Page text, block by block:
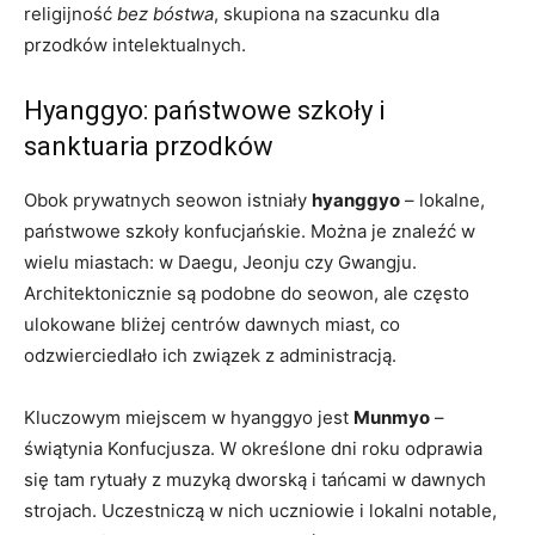
religijność bez bóstwa, skupiona na szacunku dla
przodków intelektualnych.
Hyanggyo: państwowe szkoły i
sanktuaria przodków
Obok prywatnych seowon istniały hyanggyo – lokalne,
państwowe szkoły konfucjańskie. Można je znaleźć w
wielu miastach: w Daegu, Jeonju czy Gwangju.
Architektonicznie są podobne do seowon, ale często
ulokowane bliżej centrów dawnych miast, co
odzwierciedlało ich związek z administracją.
Kluczowym miejscem w hyanggyo jest Munmyo –
świątynia Konfucjusza. W określone dni roku odprawia
się tam rytuały z muzyką dworską i tańcami w dawnych
strojach. Uczestniczą w nich uczniowie i lokalni notable,